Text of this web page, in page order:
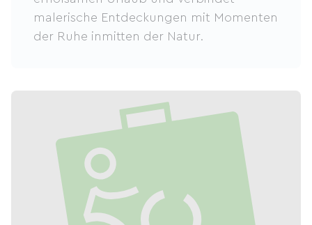
malerische Entdeckungen mit Momenten
der Ruhe inmitten der Natur.